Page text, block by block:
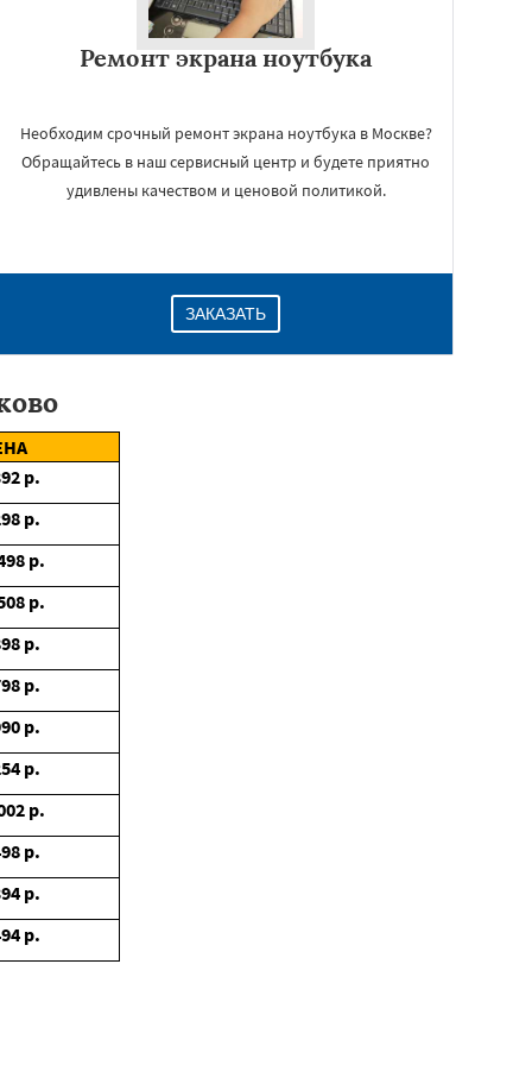
Ремонт экрана ноутбука
Необходим срочный ремонт экрана ноутбука в Москве?
Обращайтесь в наш сервисный центр и будете приятно
удивлены качеством и ценовой политикой.
ЗАКАЗАТЬ
р.
р.
р.
р.
р.
р.
р.
р.
р.
р.
р.
р.